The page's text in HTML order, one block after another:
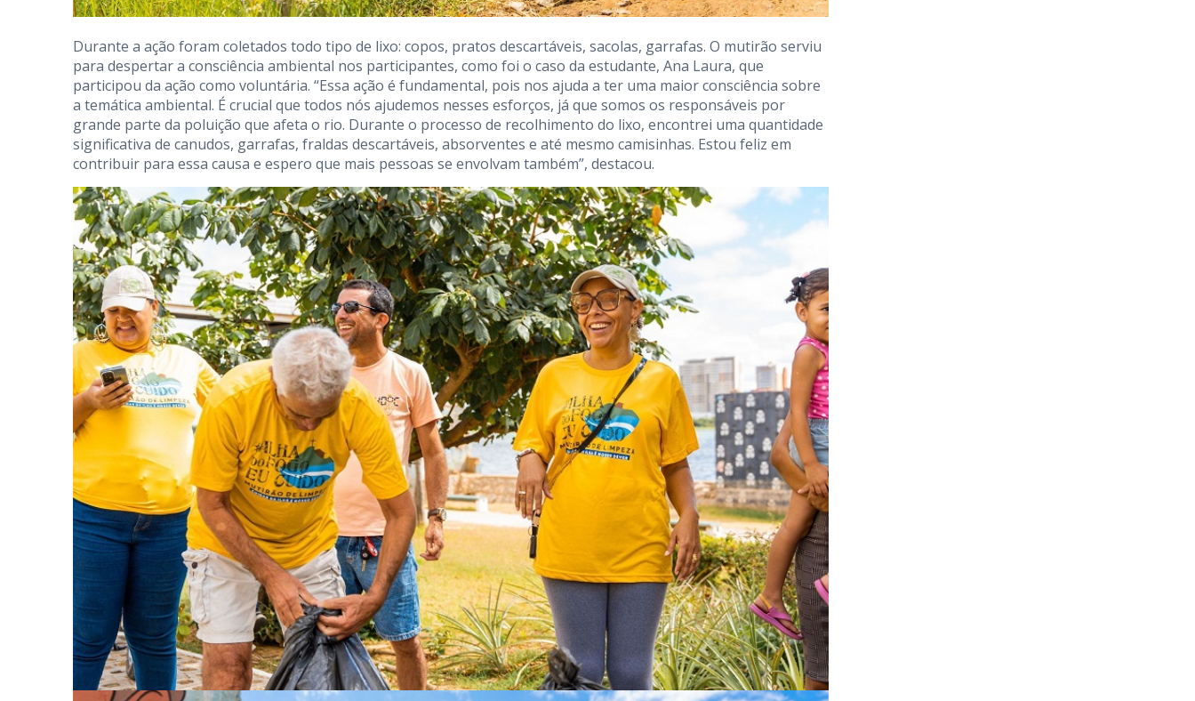
Durante a ação foram coletados todo tipo de lixo: copos, pratos descartáveis, sacolas, garrafas. O mutirão serviu
para despertar a consciência ambiental nos participantes, como foi o caso da estudante, Ana Laura, que
participou da ação como voluntária. “Essa ação é fundamental, pois nos ajuda a ter uma maior consciência sobre
a temática ambiental. É crucial que todos nós ajudemos nesses esforços, já que somos os responsáveis por
grande parte da poluição que afeta o rio. Durante o processo de recolhimento do lixo, encontrei uma quantidade
significativa de canudos, garrafas, fraldas descartáveis, absorventes e até mesmo camisinhas. Estou feliz em
contribuir para essa causa e espero que mais pessoas se envolvam também”, destacou.